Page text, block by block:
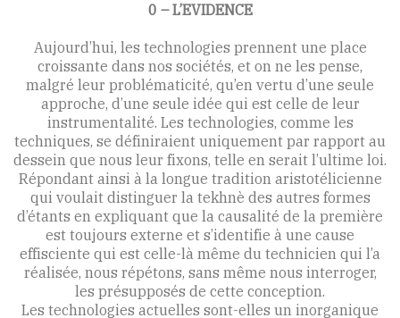
0 – L’EVIDENCE
Aujourd’hui, les technologies prennent une place
croissante dans nos sociétés, et on ne les pense,
malgré leur problématicité, qu’en vertu d’une seule
approche, d’une seule idée qui est celle de leur
instrumentalité. Les technologies, comme les
techniques, se définiraient uniquement par rapport au
dessein que nous leur fixons, telle en serait l’ultime loi.
Répondant ainsi à la longue tradition aristotélicienne
qui voulait distinguer la tekhnè des autres formes
d’étants en expliquant que la causalité de la première
est toujours externe et s’identifie à une cause
effisciente qui est celle-là même du technicien qui l’a
réalisée, nous répétons, sans même nous interroger,
les présupposés de cette conception.
Les technologies actuelles sont-elles un inorganique